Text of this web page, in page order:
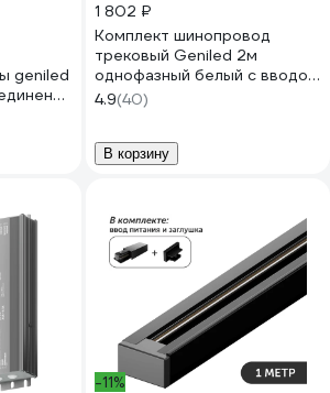
geniled
1 802 ₽
Комплект шинопровод
трековый Geniled 2м
однофазный белый с вводом
питания и заглушкой
22010_22028_22030
4.9(40)
В корзину
-11%